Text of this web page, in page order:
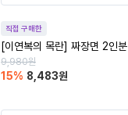
직접 구매한
[이연복의 목란] 짜장면 2인분
9,980원
15% 8,483원